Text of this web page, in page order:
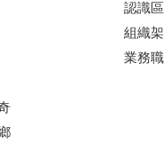
認識
組織
業務